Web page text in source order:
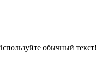
обычный текст!